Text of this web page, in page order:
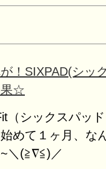
！SIXPAD(シッ
果☆
（シックスパッ
めて１ヶ月、な
＼(≧∇≦)／